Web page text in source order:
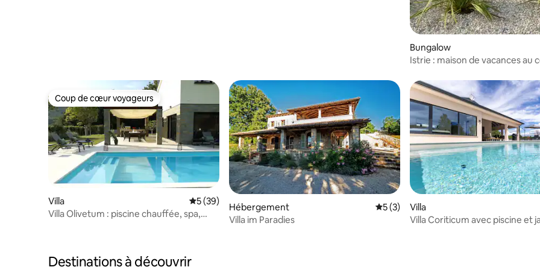
Bungalow
Istrie : maison de vacances au
Coup de cœur voyageurs
Coup de cœur voyageurs
Villa Évaluation moyenne sur la base de 39 commentaires : 5 sur 5
5 (39)
Villa Olivetum : piscine chauffée, spa,
Hébergement Évaluation moyenne sur la base de 3
5 (3)
Villa im Paradies
Villa
Villa Coriticum avec piscine et
Destinations à découvrir